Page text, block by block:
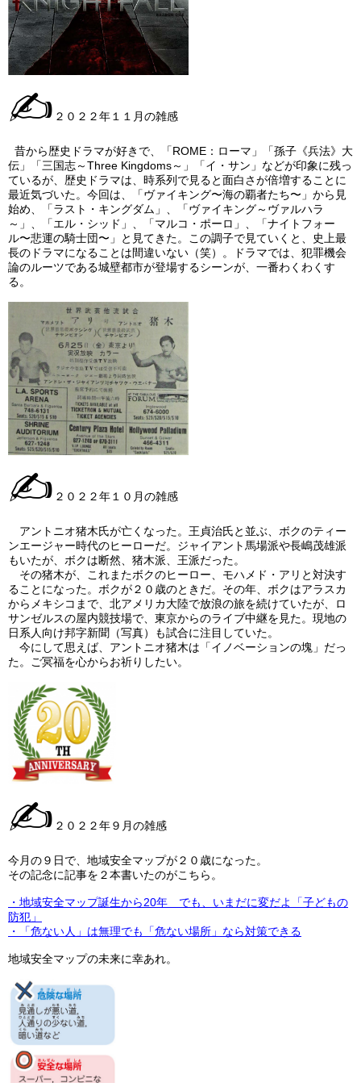
✍ ２０２２年１１月の雑感
昔から歴史ドラマが好きで、「ROME：ローマ」「孫子《兵法》大
伝」「三国志～Three Kingdoms～」「イ・サン」などが印象に残っ
ているが、歴史ドラマは、時系列で見ると面白さが倍増することに
最近気づいた。今回は、「ヴァイキング〜海の覇者たち〜」から見
始め、「ラスト・キングダム」、「ヴァイキング～ヴァルハラ
～」、「エル・シッド」、「マルコ・ポーロ」、「ナイトフォー
ル〜悲運の騎士団〜」と見てきた。この調子で見ていくと、史上最
長のドラマになることは間違いない（笑）。ドラマでは、犯罪機会
論のルーツである城壁都市が登場するシーンが、一番わくわくす
る。
✍ ２０２２年１０月の雑感
アントニオ猪木氏が亡くなった。王貞治氏と並ぶ、ボクのティー
ンエージャー時代のヒーローだ。ジャイアント馬場派や長嶋茂雄派
もいたが、ボクは断然、猪木派、王派だった。
その猪木が、これまたボクのヒーロー、モハメド・アリと対決す
ることになった。ボクが２０歳のときだ。その年、ボクはアラスカ
からメキシコまで、北アメリカ大陸で放浪の旅を続けていたが、ロ
サンゼルスの屋内競技場で、東京からのライブ中継を見た。現地の
日系人向け邦字新聞（写真）も試合に注目していた。
今にして思えば、アントニオ猪木は「イノベーションの塊」だっ
た。ご冥福を心からお祈りしたい。
✍ ２０２２年９月の雑感
今月の９日で、地域安全マップが２０歳になった。
その記念に記事を２本書いたのがこちら。
・地域安全マップ誕生から20年 でも、いまだに変だよ「子どもの
防犯」
・「危ない人」は無理でも「危ない場所」なら対策できる
地域安全マップの未来に幸あれ。